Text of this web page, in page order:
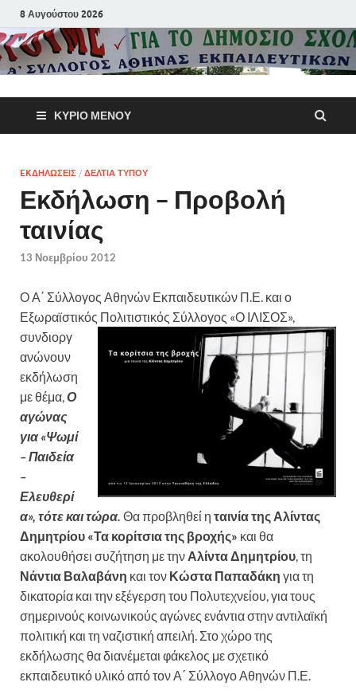
8 Αυγούστου 2026
Α΄
Αθηνών
Π.Ε.
ΚΎΡΙΟ ΜΕΝΟΎ
EKΔΗΛΩΣΕΙΣ / ΔΕΛΤΙΑ ΤΥΠΟΥ
Εκδήλωση – Προβολή
ταινίας
13 Νοεμβρίου 2012
Ο Α΄ Σύλλογος Αθηνών Εκπαιδευτικών Π.Ε. και ο
Εξωραϊστικός Πολιτιστικός Σύλλογος «Ο ΙΛΙΣΟΣ»,
συνδιοργ
ανώνουν
εκδήλωση
με θέμα,Ο
αγώνας
για «Ψωμί
– Παιδεία
–
Ελευθερί
α», τότε και τώρα. Θα προβληθεί η ταινία της Αλίντας
Δημητρίου «Τα κορίτσια της βροχής» και θα
ακολουθήσει συζήτηση με την Αλίντα Δημητρίου, τη
Νάντια Βαλαβάνη και τον Κώστα Παπαδάκη για τη
δικατορία και την εξέγερση του Πολυτεχνείου, για τους
σημερινούς κοινωνικούς αγώνες ενάντια στην αντιλαϊκή
πολιτική και τη ναζιστική απειλή. Στο χώρο της
εκδήλωσης θα διανέμεται φάκελος με σχετικό
εκπαιδευτικό υλικό από τον Α΄ Σύλλογο Αθηνών Π.Ε.